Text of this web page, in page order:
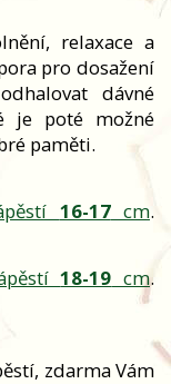
relaxace a
pro dosažení
dávné
je poté možné
paměti.
16-17cm.
18-19 cm.
zdarma Vám